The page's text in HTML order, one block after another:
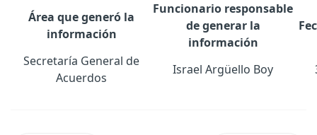
Área que generó la
información
Funcionario responsable
de generar la
información
Secretaría General de
Acuerdos
Israel Argüello Boy